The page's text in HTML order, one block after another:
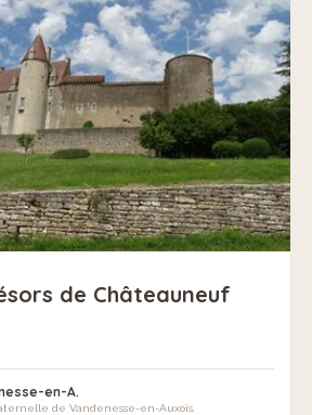
de Châteauneuf
en-A.
de Vandenesse-en-Auxois.